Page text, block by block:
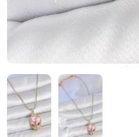
TESLİMAT